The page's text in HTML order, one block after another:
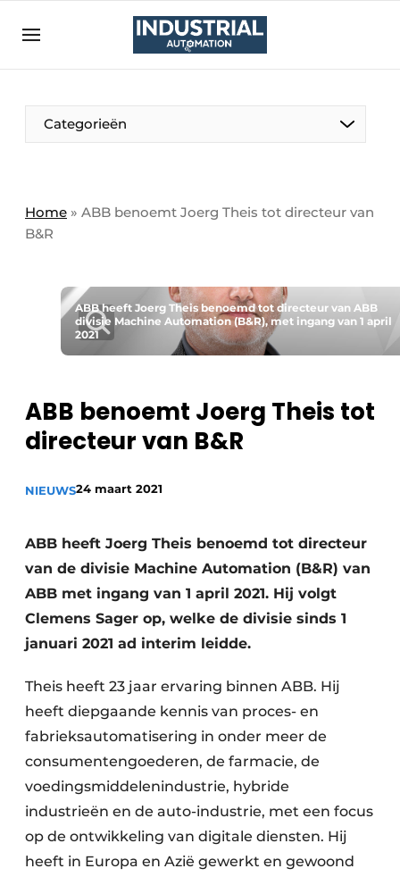
Aanmelden
Bedrijven
Bedrijven
Direct contact
Home
Meest gelezen
Nieuwsbrief
Privacy / Cookie statement
Vacature aanmelden
Vacatures
Categorieën
Home » ABB benoemt Joerg Theis tot directeur van
B&R
ABB heeft Joerg Theis benoemd tot directeur van ABB
divisie Machine Automation (B&R), met ingang van 1 april
2021
ABB benoemt Joerg Theis tot
directeur van B&R
NIEUWS24 maart 2021
ABB heeft Joerg Theis benoemd tot directeur
van de divisie Machine Automation (B&R) van
ABB met ingang van 1 april 2021. Hij volgt
Clemens Sager op, welke de divisie sinds 1
januari 2021 ad interim leidde.
Theis heeft 23 jaar ervaring binnen ABB. Hij
heeft diepgaande kennis van proces- en
fabrieksautomatisering in onder meer de
consumentengoederen, de farmacie, de
voedingsmiddelenindustrie, hybride
industrieën en de auto-industrie, met een focus
op de ontwikkeling van digitale diensten. Hij
heeft in Europa en Azië gewerkt en gewoond